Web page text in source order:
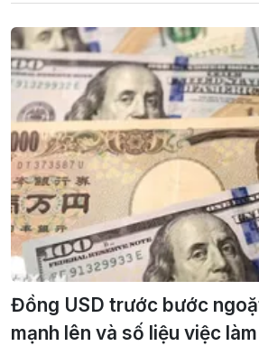
Đồng USD trước bước
mạnh lên và số liệu việc